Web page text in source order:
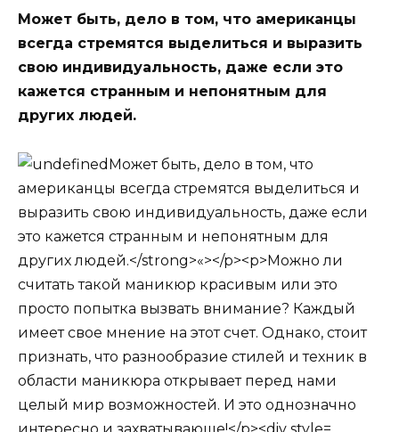
Может быть, дело в том, что американцы
всегда стремятся выделиться и выразить
свою индивидуальность, даже если это
кажется странным и непонятным для
других людей.